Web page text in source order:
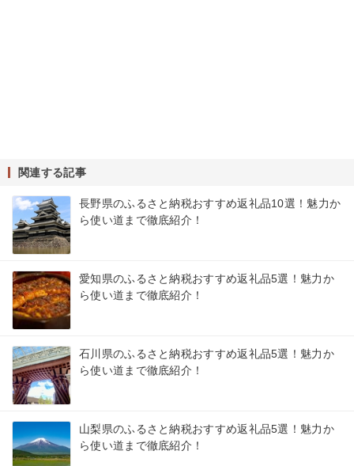
関連する記事
長野県のふるさと納税おすすめ返礼品10選！魅力か
ら使い道まで徹底紹介！
愛知県のふるさと納税おすすめ返礼品5選！魅力か
ら使い道まで徹底紹介！
石川県のふるさと納税おすすめ返礼品5選！魅力か
ら使い道まで徹底紹介！
山梨県のふるさと納税おすすめ返礼品5選！魅力か
ら使い道まで徹底紹介！